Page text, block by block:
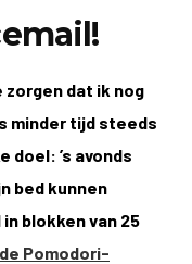
zorgen dat ik nog
minder tijd steeds
doel: ’s avonds
bed kunnen
blokken van 25
Pomodori-